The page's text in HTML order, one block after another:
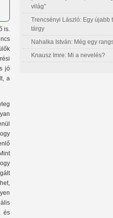
is.
jó
a
és
világ”
Trencsényi László: Egy újabb
tárgy
Nahalka István: Még egy
Knausz Imre: Mi a nevelés?